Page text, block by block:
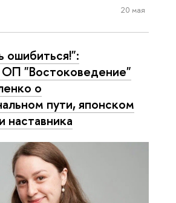
20 мая
ошибиться!":
ОП "Востоковедение"
о
пути, японском
наставника